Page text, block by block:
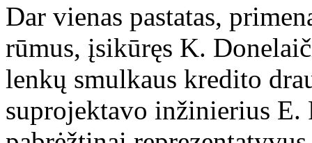
Dar vienas pastatas,
rūmus, įsikūręs K.
lenkų smulkaus kredito
suprojektavo inžinierius E.